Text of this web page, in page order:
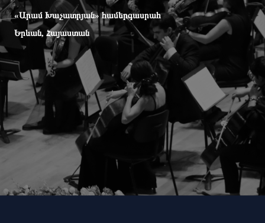
«Արամ Խաչատրյան» համերգասրահ
Երևան, Հայաստան